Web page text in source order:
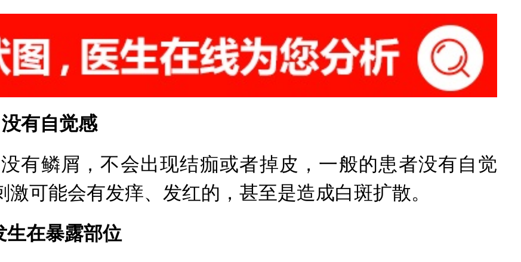
有自觉感
鳞屑，不会出现结痂或者掉皮，一般的患者没有自觉
可能会有发痒、发红的，甚至是造成白斑扩散。
在暴露部位